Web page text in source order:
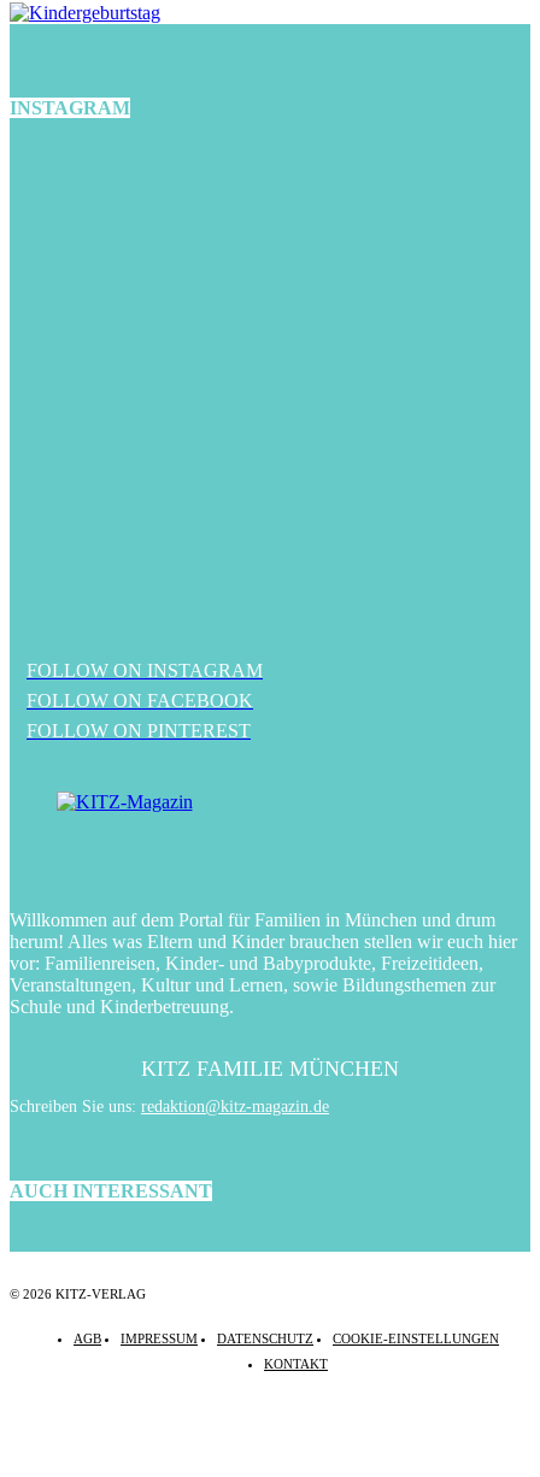
INSTAGRAM
FOLLOW ON INSTAGRAM
FOLLOW ON FACEBOOK
FOLLOW ON PINTEREST
Willkommen auf dem Portal für Familien in München und drum
herum! Alles was Eltern und Kinder brauchen stellen wir euch hier
vor: Familienreisen, Kinder- und Babyprodukte, Freizeitideen,
Veranstaltungen, Kultur und Lernen, sowie Bildungsthemen zur
Schule und Kinderbetreuung.
KITZ FAMILIE MÜNCHEN
Schreiben Sie uns: redaktion@kitz-magazin.de
AUCH INTERESSANT
© 2026 KITZ-VERLAG
AGB IMPRESSUM DATENSCHUTZ
COOKIE-EINSTELLUNGEN
KONTAKT